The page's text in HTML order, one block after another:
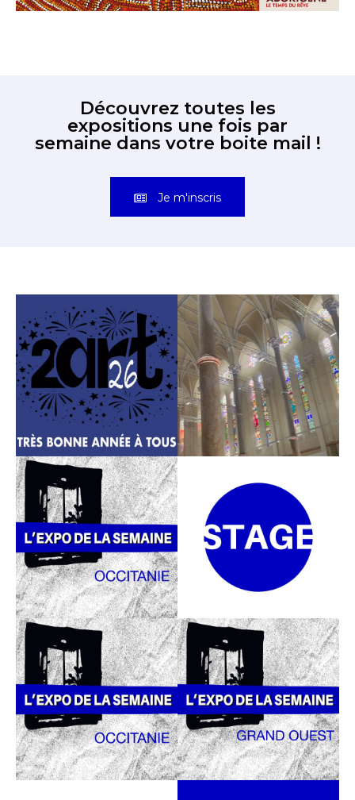
Découvrez toutes les
expositions une fois par
semaine dans votre boite mail !
Je m'inscris